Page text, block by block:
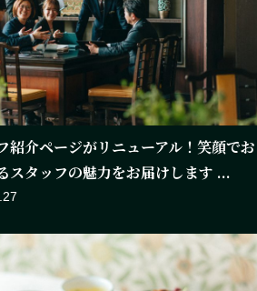
紹介ページがリニューアル！笑顔でお
スタッフの魅力をお届けします ...